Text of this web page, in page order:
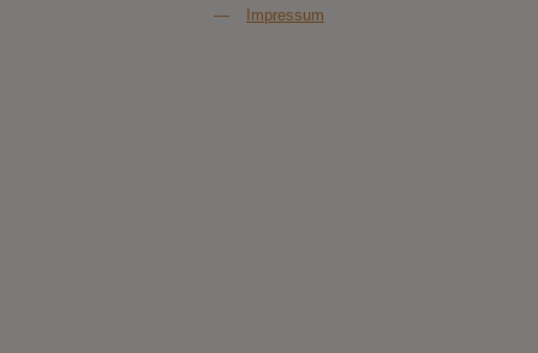
— Impressum